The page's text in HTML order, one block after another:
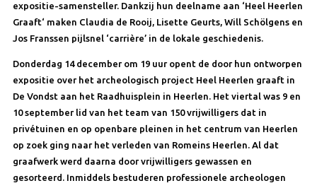
expositie-samensteller. Dankzij hun deelname aan ‘Heel Heerlen
Graaft‘ maken Claudia de Rooij, Lisette Geurts, Will Schölgens en
Jos Franssen pijlsnel ‘carrière’ in de lokale geschiedenis.
Donderdag 14 december om 19 uur opent de door hun ontworpen
expositie over het archeologisch project Heel Heerlen graaft in
De Vondst aan het Raadhuisplein in Heerlen. Het viertal was 9 en
10 september lid van het team van 150 vrijwilligers dat in
privétuinen en op openbare pleinen in het centrum van Heerlen
op zoek ging naar het verleden van Romeins Heerlen. Al dat
graafwerk werd daarna door vrijwilligers gewassen en
gesorteerd. Inmiddels bestuderen professionele archeologen